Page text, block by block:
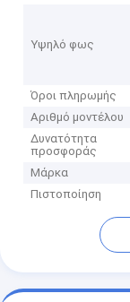
Υψηλό φως
Όροι πληρωμής
Αριθμό μοντέλου
Δυνατότητα
προσφοράς
Μάρκα
Πιστοποίηση